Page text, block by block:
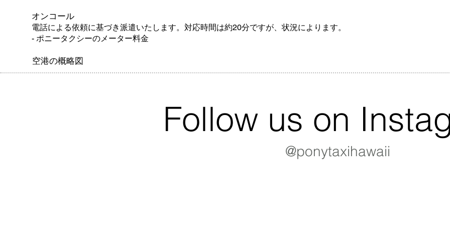
オンコール
電話による依頼に基づき派遣いたします。対応時間は約20分ですが、状況によります。
- ポニータクシーのメーター料金
空港の概略図
Follow us on
@ponytaxihawaii